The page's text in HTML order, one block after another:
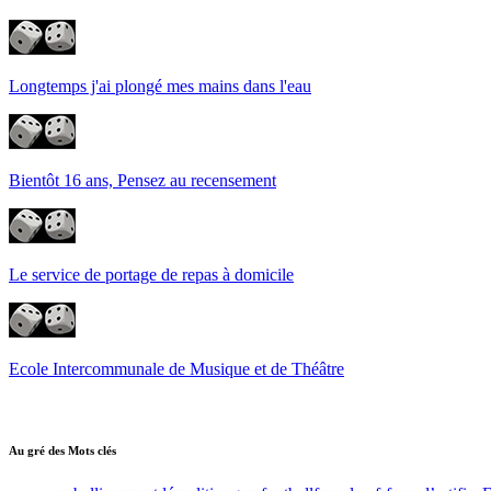
Longtemps j'ai plongé mes mains dans l'eau
Bientôt 16 ans, Pensez au recensement
Le service de portage de repas à domicile
Ecole Intercommunale de Musique et de Théâtre
Au gré des Mots clés